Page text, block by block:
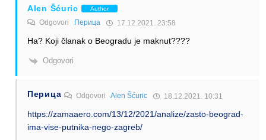
Alen Šćuric Author
Odgovori Перица 17.12.2021. 23:58
Ha? Koji članak o Beogradu je maknut????
Odgovori
Перица OdgovoriAlen Šćuric 18.12.2021. 10:31
https://zamaaero.com/13/12/2021/analize/zasto-beograd-
ima-vise-putnika-nego-zagreb/